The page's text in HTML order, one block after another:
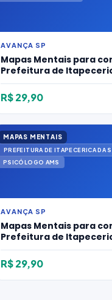
AVANÇA SP
Mapas Mentais para
Prefeitura de
2026 para Médico
R$ 29,90
MAPAS MENTAIS
PSICÓLOGO AMS
AVANÇA SP
Mapas Mentais para
Prefeitura de
2026 para Psicólogo
R$ 29,90